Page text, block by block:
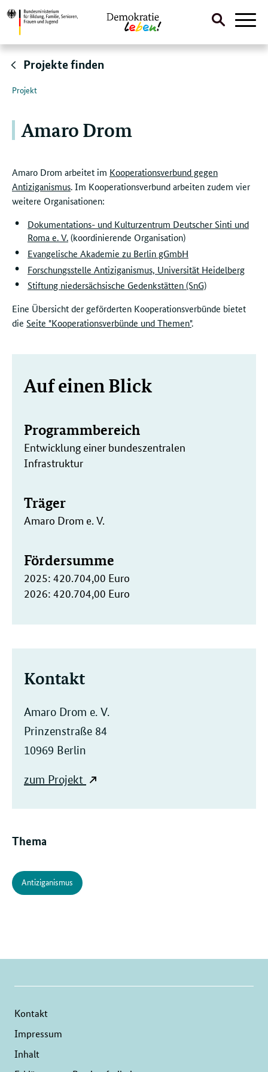
Direktlink:
Suche
Projekte finden
Projekt
Amaro Drom
Amaro Drom arbeitet im Kooperationsverbund gegen
Antiziganismus. Im Kooperationsverbund arbeiten zudem vier
weitere Organisationen:
Dokumentations- und Kulturzentrum Deutscher Sinti und
Roma e. V.(koordinierende Organisation)
Evangelische Akademie zu Berlin gGmbH
Forschungsstelle Antiziganismus, Universität Heidelberg
Stiftung niedersächsische Gedenkstätten (SnG)
Eine Übersicht der geförderten Kooperationsverbünde bietet
die Seite "Kooperationsverbünde und Themen".
Weitere
Auf einen Blick
Programmbereich
Entwicklung einer bundeszentralen
Infrastruktur
Träger
Amaro Drom e. V.
Fördersumme
2025: 420.704,00 Euro
2026: 420.704,00 Euro
Kontakt
Amaro Drom e. V.
Prinzenstraße 84
10969 Berlin
zum Projekt
Thema
Antiziganismus
Kontakt
Impressum
Inhalt